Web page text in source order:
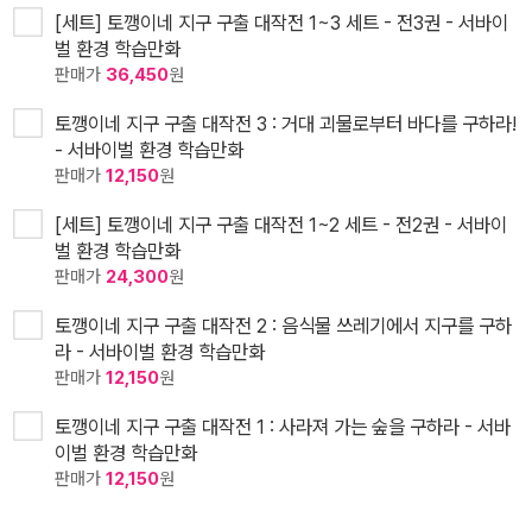
[세트] 토깽이네 지구 구출 대작전 1~3 세트 - 전3권 - 서바이
벌 환경 학습만화
판매가 36,450원
토깽이네 지구 구출 대작전 3 : 거대 괴물로부터 바다를 구하라!
- 서바이벌 환경 학습만화
판매가 12,150원
[세트] 토깽이네 지구 구출 대작전 1~2 세트 - 전2권 - 서바이
벌 환경 학습만화
판매가 24,300원
토깽이네 지구 구출 대작전 2 : 음식물 쓰레기에서 지구를 구하
라 - 서바이벌 환경 학습만화
판매가 12,150원
토깽이네 지구 구출 대작전 1 : 사라져 가는 숲을 구하라 - 서바
이벌 환경 학습만화
판매가 12,150원